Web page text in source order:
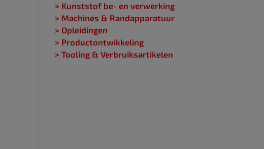
> Kunststof be- en verwerking
> Machines & Randapparatuur
> Opleidingen
> Productontwikkeling
> Tooling & Verbruiksartikelen